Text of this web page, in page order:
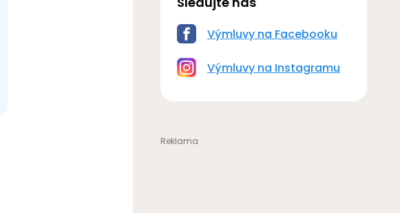
Výmluvy na Facebooku
Výmluvy na Instagramu